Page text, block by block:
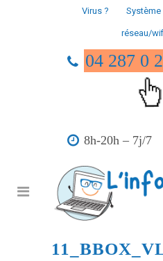
Virus ? Système
réseau/
04 287 0
8h-20h – 7j/7